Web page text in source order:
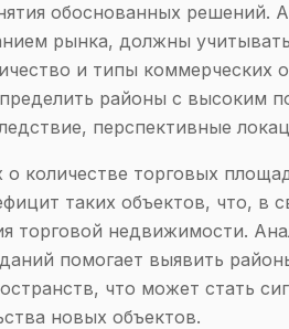
обоснованных решений.
рынка, должны
и типы коммерческих
районы с высоким
перспективные
количестве торговых
таких объектов, что, в
торговой недвижимости.
помогает выявить
что может стать
новых объектов.